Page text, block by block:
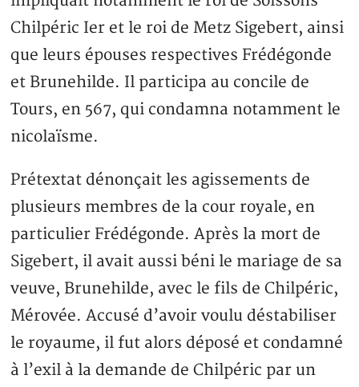
Chilpéric Ier et le roi de Metz Sigebert, ainsi
que leurs épouses respectives Frédégonde
et Brunehilde. Il participa au concile de
Tours, en 567, qui condamna notamment le
nicolaïsme.
Prétextat dénonçait les agissements de
plusieurs membres de la cour royale, en
particulier Frédégonde. Après la mort de
Sigebert, il avait aussi béni le mariage de sa
veuve, Brunehilde, avec le fils de Chilpéric,
Mérovée. Accusé d’avoir voulu déstabiliser
le royaume, il fut alors déposé et condamné
à l’exil à la demande de Chilpéric par un